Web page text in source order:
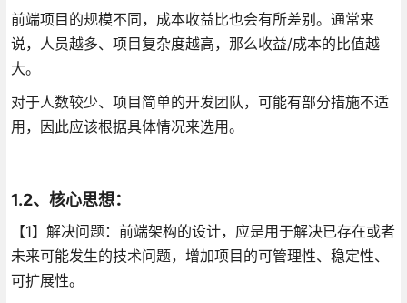
前端项目的规模不同，成本收益比也会有所差别。通常来
说，人员越多、项目复杂度越高，那么收益/成本的比值越
大。
对于人数较少、项目简单的开发团队，可能有部分措施不适
用，因此应该根据具体情况来选用。
1.2、核心思想：
【1】解决问题：前端架构的设计，应是用于解决已存在或者
未来可能发生的技术问题，增加项目的可管理性、稳定性、
可扩展性。